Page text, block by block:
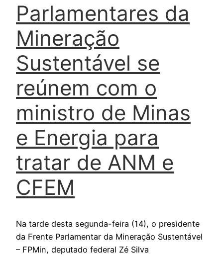
Parlamentares da
Mineração
Sustentável se
reúnem com o
ministro de Minas
e Energia para
tratar de ANM e
CFEM
Na tarde desta segunda-feira (14), o presidente
da Frente Parlamentar da Mineração Sustentável
– FPMin, deputado federal Zé Silva